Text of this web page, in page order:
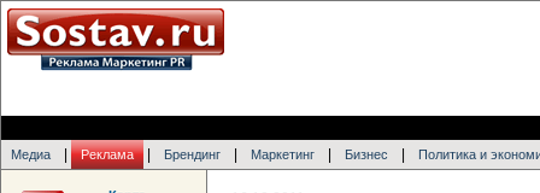
Медиа Реклама Брендинг Маркетинг Бизнес Политика и